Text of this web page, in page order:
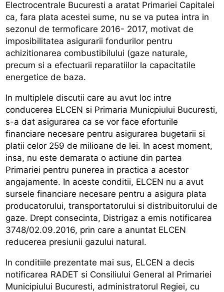
Electrocentrale Bucuresti a aratat Primariei Capitalei
ca, fara plata acestei sume, nu se va putea intra in
sezonul de termoficare 2016- 2017, motivat de
imposibilitatea asigurarii fondurilor pentru
achizitionarea combustibilului (gaze naturale,
precum si a efectuarii reparatiilor la capacitatile
energetice de baza.
In multiplele discutii care au avut loc intre
conducerea ELCEN si Primaria Municpiului Bucuresti,
s-a dat asigurarea ca se vor face eforturile
financiare necesare pentru asigurarea bugetarii si
platii celor 259 de milioane de lei. In acest moment,
insa, nu este demarata o actiune din partea
Primariei pentru punerea in practica a acestor
angajamente. In aceste conditii, ELCEN nu a avut
sursele financiare necesare pentru a asigura plata
producatorului, transportatorului si distribuitorului de
gaze. Drept consecinta, Distrigaz a emis notificarea
3748/02.09.2016, prin care a anuntat ELCEN
reducerea presiunii gazului natural.
In conditiile prezentate mai sus, ELCEN a decis
notificarea RADET si Consiliului General al Primariei
Municipiului Bucuresti, administratorul Regiei, cu